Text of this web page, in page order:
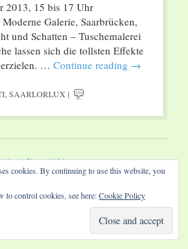
2013, 15 bis 17 Uhr
Galerie, Saarbrücken,
und Schatten – Tuschemalerei
lassen sich die tollsten Effekte
erzielen. … Continue reading →
,SAARLORLUX |
by Diamond Visions
cookies. By continuing to use this website, you
control cookies, see here:Cookie Policy